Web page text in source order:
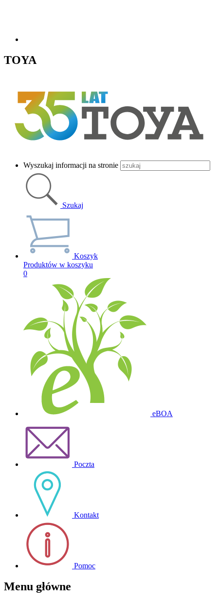
TOYA
Wyszukaj informacji na stronie
Szukaj
Koszyk
Produktów w koszyku
0
eBOA
Poczta
Kontakt
Pomoc
Menu główne